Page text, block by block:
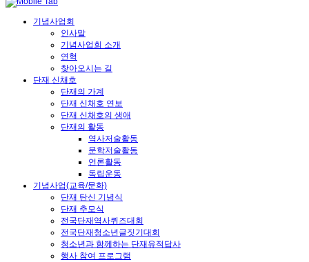
기념사업회
인사말
기념사업회 소개
연혁
찾아오시는 길
단재 신채호
단재의 가계
단재 신채호 연보
단재 신채호의 생애
단재의 활동
역사저술활동
문학저술활동
언론활동
독립운동
기념사업(교육/문화)
단재 탄신 기념식
단재 추모식
전국단재역사퀴즈대회
전국단재청소년글짓기대회
청소년과 함께하는 단재유적답사
행사 참여 프로그램